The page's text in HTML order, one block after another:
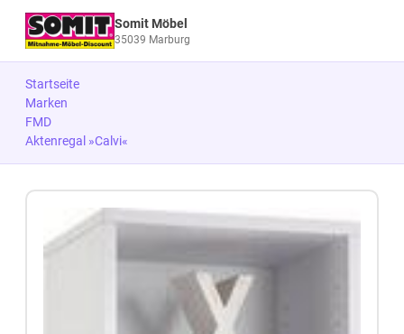
Somit Möbel
35039 Marburg
Startseite
Marken
FMD
Aktenregal »Calvi«